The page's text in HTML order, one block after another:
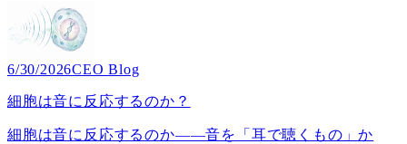
6/30/2026CEO Blog
細胞は音に反応するのか？
細胞は音に反応するのか――音を「耳で聴くもの」か